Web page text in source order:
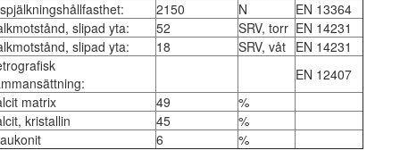
2150 N
EN 13364
slipad yta:
52 SRV, torr EN 14231
slipad yta:
18 SRV, våt EN 14231
EN 12407
matrix
49
%
kristallin
45
%
6 %